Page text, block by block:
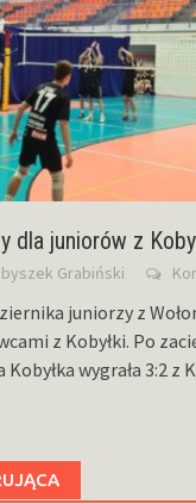
dla juniorów z
Grabiński
juniorzy z
z Kobyłki. Po
wygrała 3:2 z